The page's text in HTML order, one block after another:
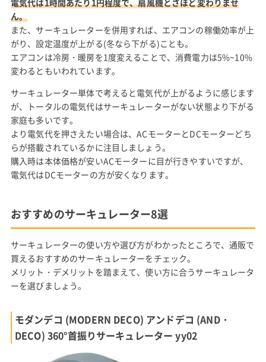
電気代は1時間あたり1円程度で、扇風機とさほど変わりませ
ん。
また、サーキュレーターを併用すれば、エアコンの稼働効率が上
がり、設定温度が上がる(冬なら下がる)ことも。
エアコンは冷房・暖房を1度変えることで、消費電力は5%~10%
変わるともいわれています。
サーキュレーター単体で考えると電気代が上がるように感じます
が、トータルの電気代はサーキュレーターがない状態より下がる
家庭も多いです。
より電気代を押さえたい場合は、ACモーターとDCモーターどち
らが搭載されているかに注目しましょう。
購入時は本体価格が安いACモーターに目が行きやすいですが、
電気代はDCモーターの方が安くなります。
おすすめのサーキュレーター8選
サーキュレーターの使い方や選び方がわかったところで、通販で
買えるおすすめのサーキュレーターをチェック。
メリット・デメリットを踏まえて、使い方に合うサーキュレータ
ーを選びましょう。
モダンデコ (MODERN DECO) アンドデコ (AND・
DECO) 360°首振りサーキュレーター yy02